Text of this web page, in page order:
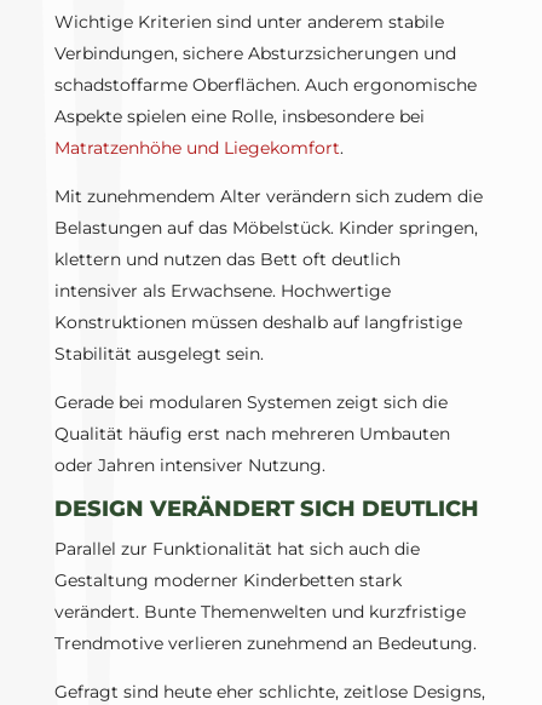
Wichtige Kriterien sind unter anderem stabile
Verbindungen, sichere Absturzsicherungen und
schadstoffarme Oberflächen. Auch ergonomische
Aspekte spielen eine Rolle, insbesondere bei
Matratzenhöhe und Liegekomfort.
Mit zunehmendem Alter verändern sich zudem die
Belastungen auf das Möbelstück. Kinder springen,
klettern und nutzen das Bett oft deutlich
intensiver als Erwachsene. Hochwertige
Konstruktionen müssen deshalb auf langfristige
Stabilität ausgelegt sein.
Gerade bei modularen Systemen zeigt sich die
Qualität häufig erst nach mehreren Umbauten
oder Jahren intensiver Nutzung.
DESIGN VERÄNDERT SICH DEUTLICH
Parallel zur Funktionalität hat sich auch die
Gestaltung moderner Kinderbetten stark
verändert. Bunte Themenwelten und kurzfristige
Trendmotive verlieren zunehmend an Bedeutung.
Gefragt sind heute eher schlichte, zeitlose Designs,